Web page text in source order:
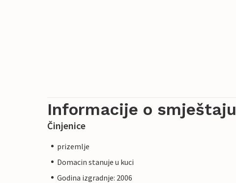
Informacije o smještaju
Činjenice
prizemlje
Domacin stanuje u kuci
Godina izgradnje: 2006